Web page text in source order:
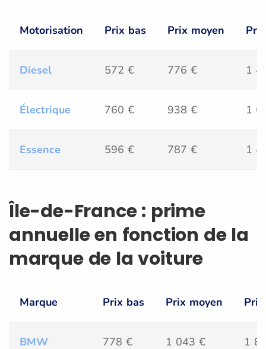
Motorisation Prix bas Prix moyen
Diesel 572 € 776 € 1
Électrique 760 € 938 € 1
Essence 596 € 787 € 1
Île-de-France : prime
annuelle en fonction de la
marque de la voiture
Marque Prix bas Prix moyen
BMW 778 € 1 043 € 1